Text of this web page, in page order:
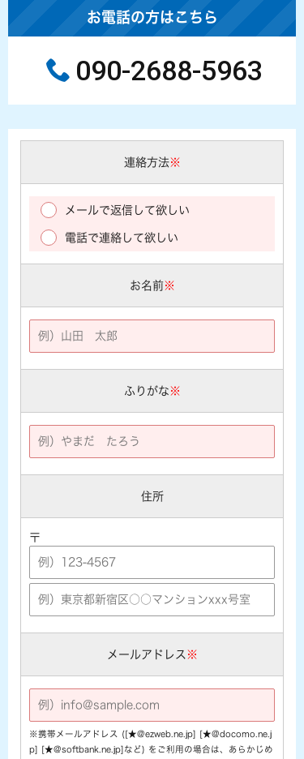
お電話の方はこちら
090-2688-5963
連絡方法※
メールで返信して欲しい
電話で連絡して欲しい
お名前※
ふりがな※
住所
〒
メールアドレス ※
※携帯メールアドレス ([★@ezweb.ne.jp] [★@docomo.ne.j
p] [★@softbank.ne.jp]など) をご利用の場合は、あらかじめ